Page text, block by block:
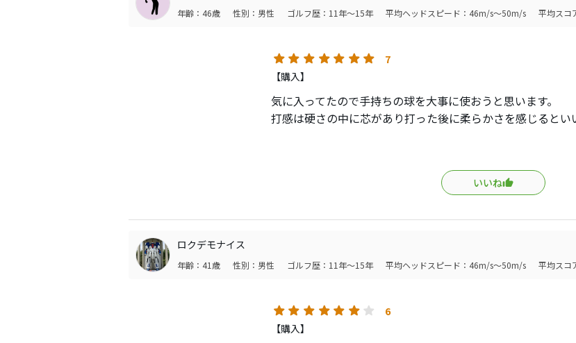
年齢：46歳 性別：男性 ゴルフ歴：11年～15年 平均ヘッドスピード：46m/s～50m/s 平均スコ
7
【購入】
気に入ってたので手持ちの球を大事に使おうと思います。
打感は硬さの中に芯があり打った後に柔らかさを感じるとい
打てると３１０〜３２０ヤードくらいは行きます。
点のすぐ脇で止まっているかどちらかです。
何度このボールでドラコンが取れたことか。
いいね
ロクデモナイス
年齢：41歳 性別：男性 ゴルフ歴：11年～15年 平均ヘッドスピード：46m/s～50m/s 平均スコ
6
【購入】